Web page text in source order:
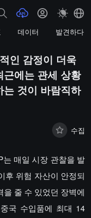
데이터 발견하다
인 감정이 더욱
에는 관세 상황
것이 바람직하
수집
매일 시장 관찰을 발
후 위험 자산이 안정되
줄 수 있었던 장벽에
국 수입품에 최대 14